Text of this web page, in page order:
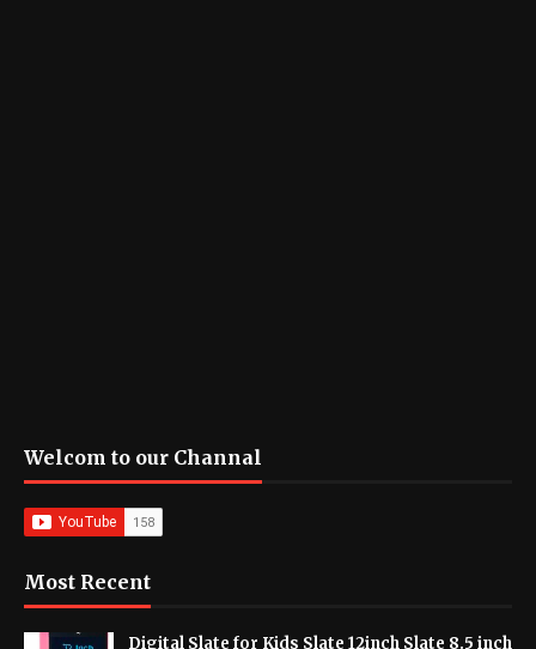
Welcom to our Channal
Most Recent
Digital Slate for Kids Slate 12inch Slate 8.5 inch